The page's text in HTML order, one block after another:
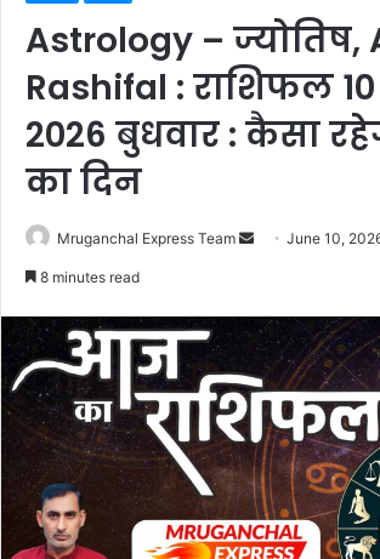
Astrology – ज्योतिष,
Rashifal : राशिफल
2026 बुधवार : कैसा
का दिन
Mruganchal Express Team
Send June 10,
8 minutes read